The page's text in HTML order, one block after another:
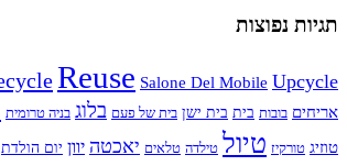
תגיות נפוצות
Reuse Salone Del Mobile Upcycle
אריחים בובות בית בית ישן בית של פעם בלוג בניה טרומית
טוזיג טורקיז טיול טילדה טלאים יאכטה יוון יום הולדת